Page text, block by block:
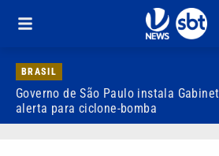
BRASIL
Governo de São Paulo instala
alerta para ciclone-bomba